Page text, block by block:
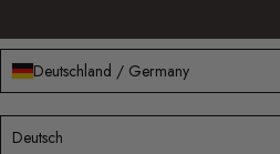
Deutschland / Germany
Deutsch